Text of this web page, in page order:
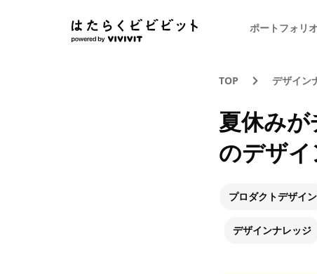
ポートフォリオ
TOP デザイン
夏休み
のデザイ
プロダクトデザイン
デザインナレッジ